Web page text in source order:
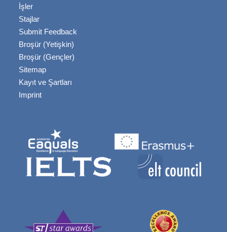
İşler
Stajlar
Submit Feedback
Broşür (Yetişkin)
Broşür (Gençler)
Sitemap
Kayıt ve Şartları
Imprint